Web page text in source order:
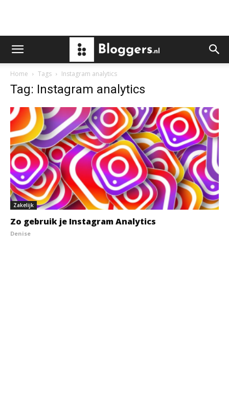
Home Tags Instagram analytics
Tag: Instagram analytics
Zakelijk
Zo gebruik je Instagram Analytics
Denise